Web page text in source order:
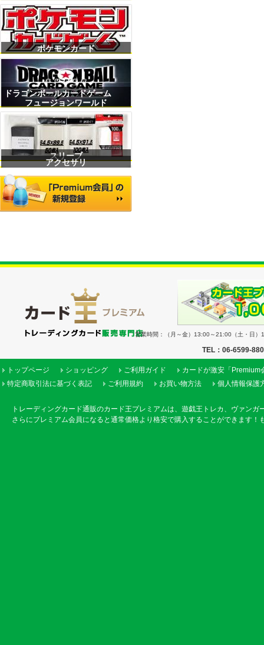
ポケモンカード
ドラゴンボールカードゲーム
フュージョンワールド
スリーブ
アクセサリ
営業時間：（月～金）13:00～21:00（土・日
TEL：06-6599-
トップページ ショッピング ご利用ガイド
カードが激安「Premium
特定商取引法に基づく表記
ご利用規約 お買い物方法 個人情報保護
トレーディングカード通販のカード王プレミアムは、遊戯王トレカ、ヴァン
さらにプレミアム会員になると通常価格より格安で購入することができます